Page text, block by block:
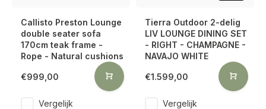
Callisto Preston Lounge
double seater sofa
170cm teak frame -
Rope - Natural cushions
€999,00
Vergelijk
Tierra Outdoor 2-delig
LIV LOUNGE DINING SET
- RIGHT - CHAMPAGNE -
NAVAJO WHITE
€1.599,00
Vergelijk